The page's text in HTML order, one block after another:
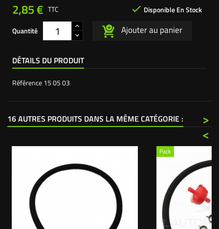
2,85 €  Disponible En Stock
TTC
Quantité Ajouter au panier
DÉTAILS DU PRODUIT
Référence15 05 03
16 AUTRES PRODUITS DANS LA MÊME CATÉGORIE :
>
<
Pack